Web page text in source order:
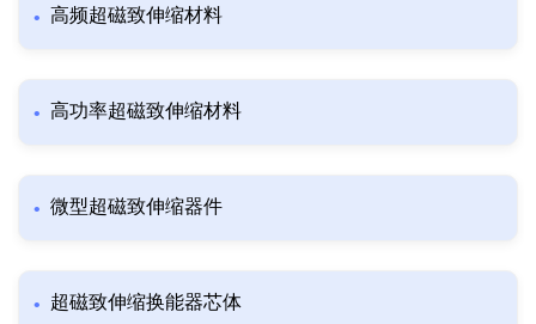
高频超磁致伸缩材料
高功率超磁致伸缩材料
微型超磁致伸缩器件
超磁致伸缩换能器芯体